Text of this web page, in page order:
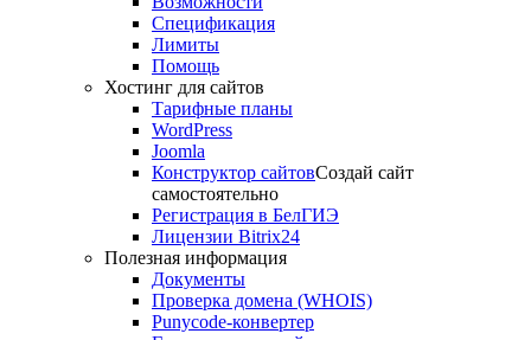
Спецификация
Лимиты
Помощь
Хостинг для сайтов
Тарифные планы
WordPress
Joomla
Конструктор сайтовСоздай сайт
самостоятельно
Регистрация в БелГИЭ
Лицензии Bitrix24
Полезная информация
Документы
Проверка домена (WHOIS)
Punycode-конвертер